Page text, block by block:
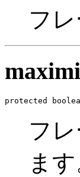
フ
protected
フ
ます